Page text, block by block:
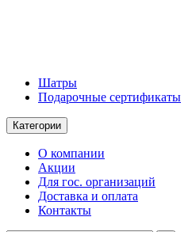
Шатры
Подарочные сертификаты
Категории
О компании
Акции
Для гос. организаций
Доставка и оплата
Контакты